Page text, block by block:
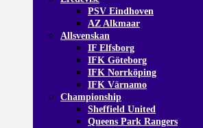
PSV Eindhoven
AZ Alkmaar
Allsvenskan
IF Elfsborg
IFK Göteborg
IFK Norrköping
IFK Värnamo
Championship
Sheffield United
Queens Park Rangers